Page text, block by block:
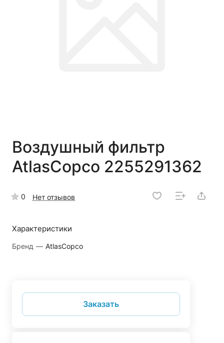
Воздушный фильтр
AtlasCopco 2255291362
0 Нет отзывов
Характеристики
Бренд — AtlasCopco
Заказать